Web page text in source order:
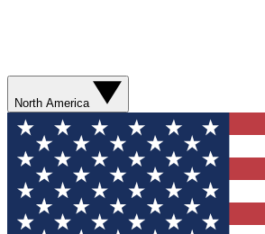
North America